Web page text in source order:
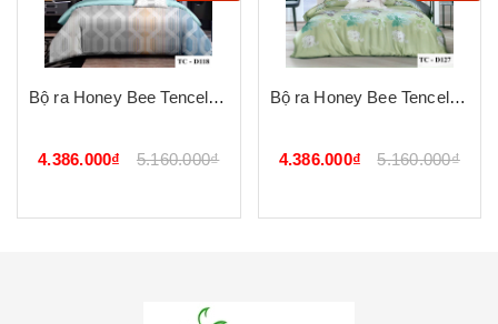
Bộ ra Honey Bee Tencel D118
4.386.000₫ 5.160.000₫
Bộ ra Honey Bee Tencel D127
4.386.000₫ 5.160.000₫